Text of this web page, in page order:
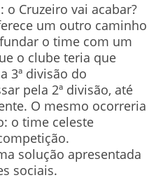
o Cruzeiro vai acabar?
um outro caminho
o time com um
o clube teria que
3ª divisão do
pela 2ª divisão, até
O mesmo ocorreria
o time celeste
solução apresentada
sociais.